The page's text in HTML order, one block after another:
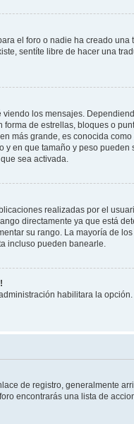
el foro o nadie ha creado una
sentíte libre de hacer una
los mensajes.
de estrellas, bloques o
más grande, es conocida
en que tamaño y peso pueden
sea activada.
realizadas por el
directamente ya que está
su rango. La mayoría de
incluso pueden banearle.
habilitara la
de registro, generalmente
encontrarás una lista de